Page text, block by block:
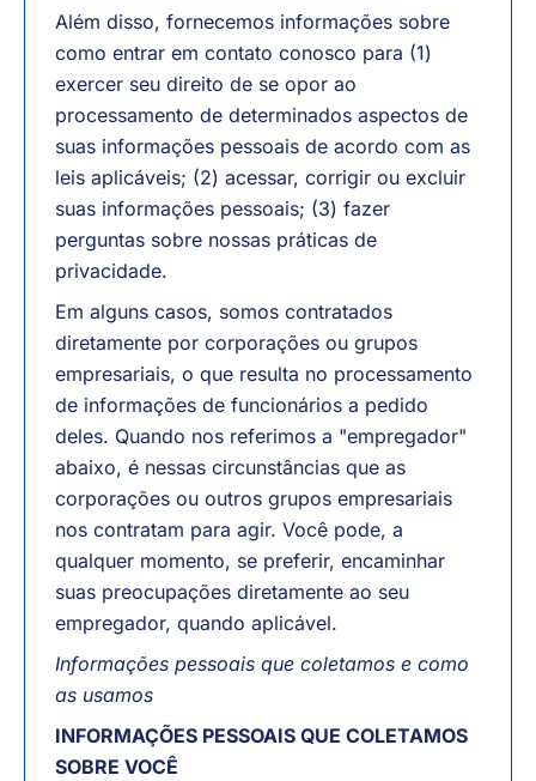
Além disso, fornecemos informações sobre
como entrar em contato conosco para (1)
exercer seu direito de se opor ao
processamento de determinados aspectos de
suas informações pessoais de acordo com as
leis aplicáveis; (2) acessar, corrigir ou excluir
suas informações pessoais; (3) fazer
perguntas sobre nossas práticas de
privacidade.
Em alguns casos, somos contratados
diretamente por corporações ou grupos
empresariais, o que resulta no processamento
de informações de funcionários a pedido
deles. Quando nos referimos a "empregador"
abaixo, é nessas circunstâncias que as
corporações ou outros grupos empresariais
nos contratam para agir. Você pode, a
qualquer momento, se preferir, encaminhar
suas preocupações diretamente ao seu
empregador, quando aplicável.
Informações pessoais que coletamos e como
as usamos
INFORMAÇÕES PESSOAIS QUE COLETAMOS
SOBRE VOCÊ